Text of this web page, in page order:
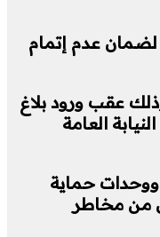
عدم إتمام
تبلغ من العمر 12 عامًا بمحافظة الشرقية، وذلك عقب ورود بلاغ
العامة
ووحدات حماية
من مخاطر